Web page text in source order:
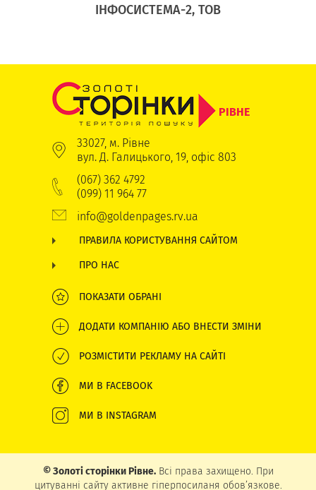
ІНФОСИСТЕМА-2, ТОВ
РІВНЕ
33027, м. Рівне
вул. Д. Галицького, 19, офіс 803
(067) 362 4792
(099) 11 964 77
info@goldenpages.rv.ua
ПРАВИЛА КОРИСТУВАННЯ САЙТОМ
ПРО НАС
ПОКАЗАТИ ОБРАНІ
ДОДАТИ КОМПАНІЮ АБО ВНЕСТИ ЗМІНИ
РОЗМІСТИТИ РЕКЛАМУ НА САЙТІ
МИ В FACEBOOK
МИ В INSTAGRAM
© Золоті сторінки Рівне.Всі права захищено. При
цитуванні сайту активне гіперпосиланя обов’язкове.